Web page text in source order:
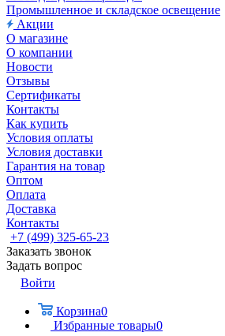
Промышленное и складское освещение
Акции
О магазине
О компании
Новости
Отзывы
Сертификаты
Контакты
Как купить
Условия оплаты
Условия доставки
Гарантия на товар
Оптом
Оплата
Доставка
Контакты
+7 (499) 325-65-23
Заказать звонок
Задать вопрос
Войти
Корзина0
Избранные товары0